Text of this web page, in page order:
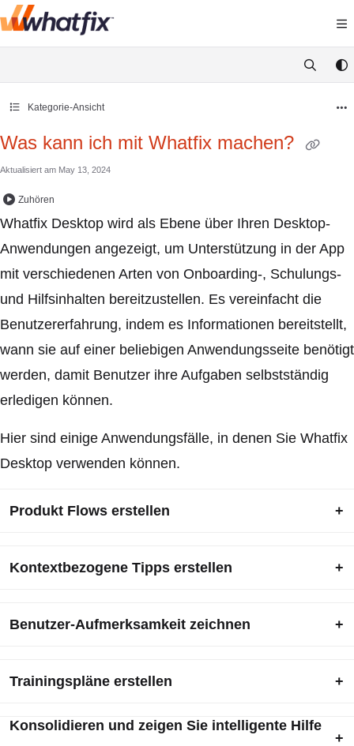
Documentation Index
https://
Kategorie-Ansicht
Was kann ich mit Whatfix machen?
Aktualisiert am May 13, 2024
Zuhören
Whatfix Desktop wird als Ebene über Ihren Desktop-
Anwendungen angezeigt, um Unterstützung in der App
mit verschiedenen Arten von Onboarding-, Schulungs-
und Hilfsinhalten bereitzustellen. Es vereinfacht die
Benutzererfahrung, indem es Informationen bereitstellt,
wann sie auf einer beliebigen Anwendungsseite benötigt
werden, damit Benutzer ihre Aufgaben selbstständig
erledigen können.
Hier sind einige Anwendungsfälle, in denen Sie Whatfix
Desktop verwenden können.
Produkt Flows erstellen
Kontextbezogene Tipps erstellen
Benutzer-Aufmerksamkeit zeichnen
Trainingspläne erstellen
Konsolidieren und zeigen Sie intelligente Hilfe